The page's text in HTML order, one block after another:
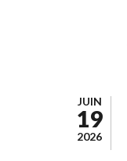
JUIN
19
2026